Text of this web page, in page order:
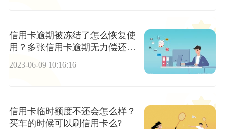
信用卡逾期被冻结了怎么恢复使
用？多张信用卡逾期无力偿还怎
2023-06-09 10:16:16
信用卡临时额度不还会怎么样？
买车的时候可以刷信用卡么?